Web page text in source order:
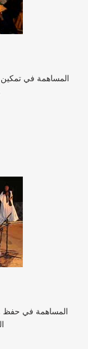
المساهمة في
المساهمة في حفظ